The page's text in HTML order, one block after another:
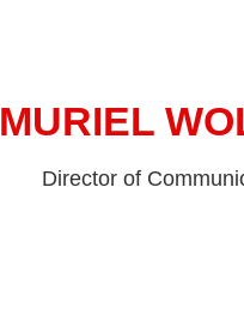
MURIEL
Director of